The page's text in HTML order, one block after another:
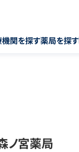
関を探す薬局を探す
ノ宮薬局